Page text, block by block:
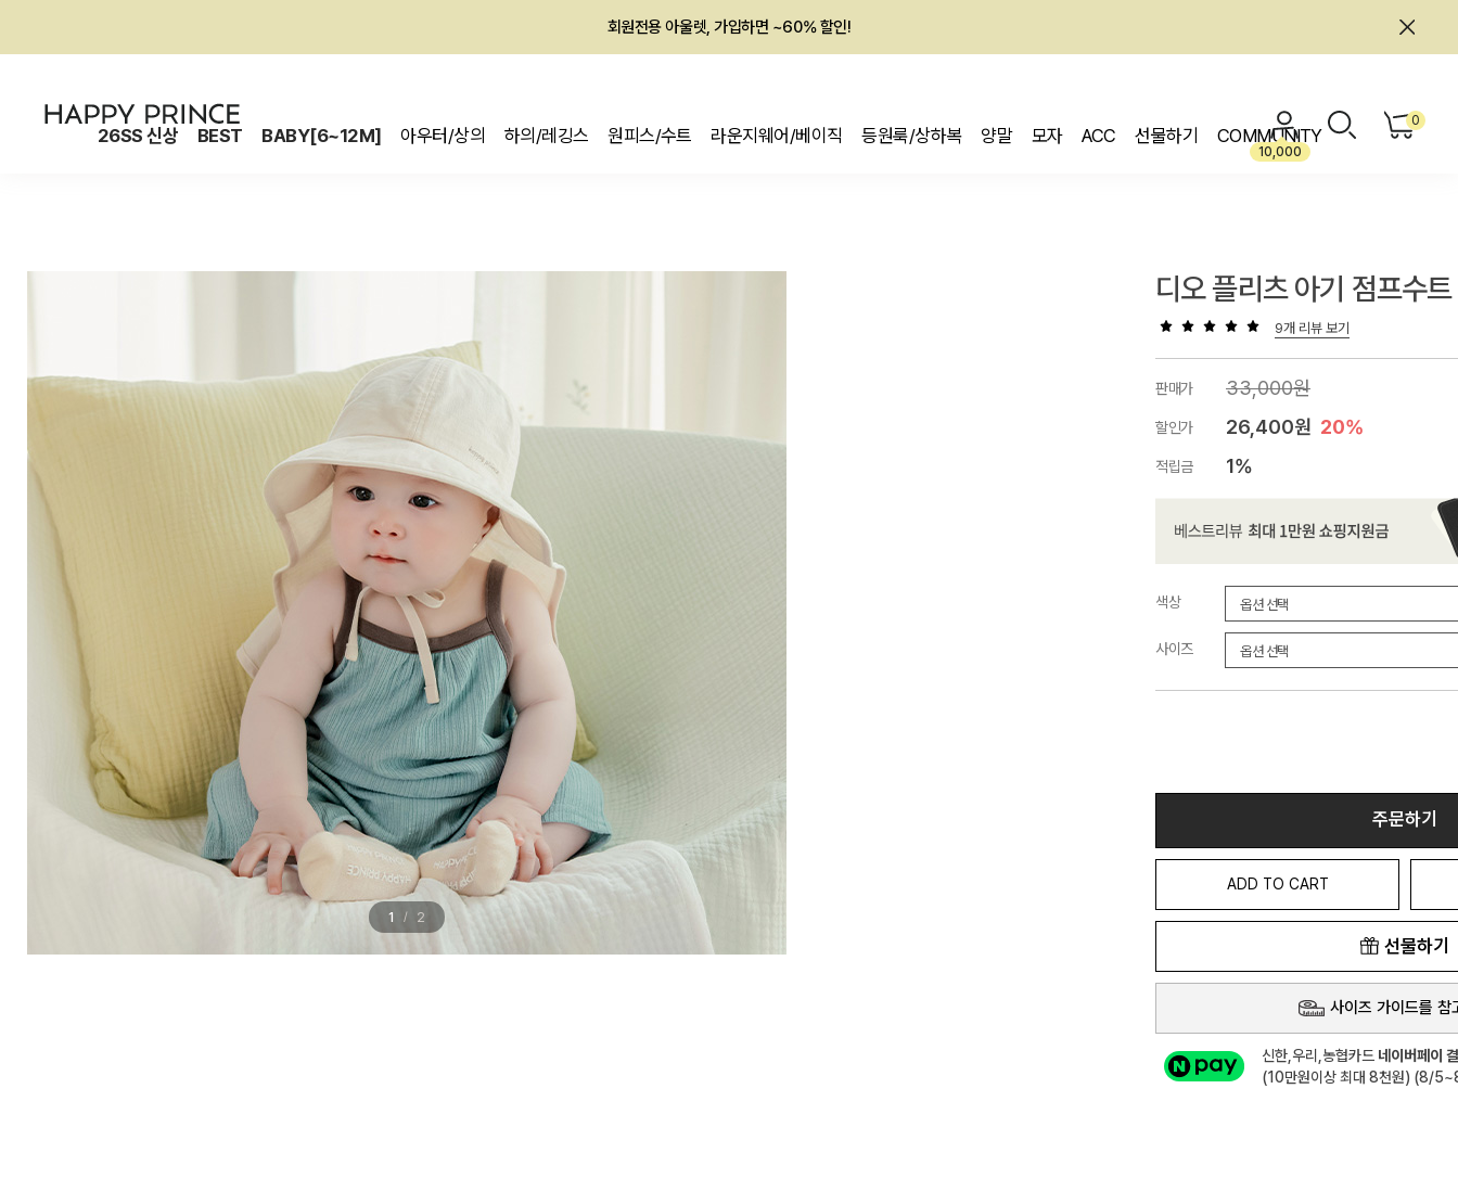
회원전용 아울렛, 가입하면 ~60% 할인!
26SS 신상 BEST BABY[6~12M] 아우터/상의 하의/레깅스 원피스/수트 라운지웨어/베이직 등원룩/상하복 양말 모자 ACC 선물하기 COMMUNITY
10,000
0
1 / 2
디오 플리츠 아기 점프수트
9개 리뷰 보기
판매가 33,000원
할인가 26,400원 20%
적립금 1%
색상
사이즈
주문하기
ADD TO CART
선물하기
사이즈 가이드를 참
신한,우리,농협카드 네이버페이
(10만원이상 최대 8천원) (8/